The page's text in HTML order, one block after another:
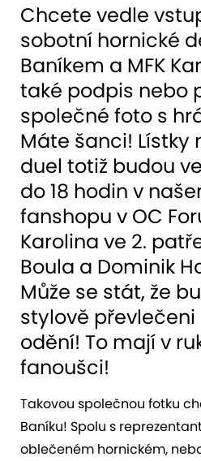
Chcete vedle
sobotní hornické
Baníkem a MFK
také podpis nebo
společné foto s
Máte šanci! Lístky
duel totiž budou
do 18 hodin v
fanshopu v OC
Karolina ve 2.
Boula a Dominik
Může se stát, že
stylově
odění! To mají v
fanoušci!
Takovou společnou fotku
Baníku! Spolu s
oblečeném hornickém,